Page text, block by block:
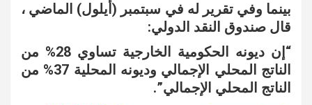
بينما وفي تقرير له في سبتمبر (أيلول) الماضي ،
قال صندوق النقد الدولي:
“إن ديونه الحكومية الخارجية تساوي 28% من
الناتج المحلي الإجمالي وديونه المحلية 37% من
الناتج المحلي الإجمالي”.